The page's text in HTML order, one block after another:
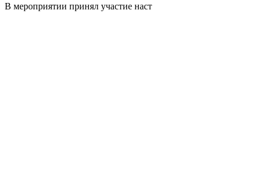
В мероприятии принял участие наст